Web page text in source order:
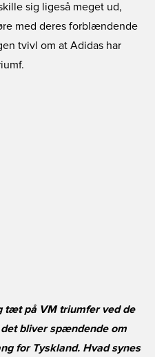
sig ligeså meget ud,
med deres forblændende
tvivl om at Adidas har
tæt på VM triumfer ved de
bliver spændende om
for Tyskland. Hvad synes